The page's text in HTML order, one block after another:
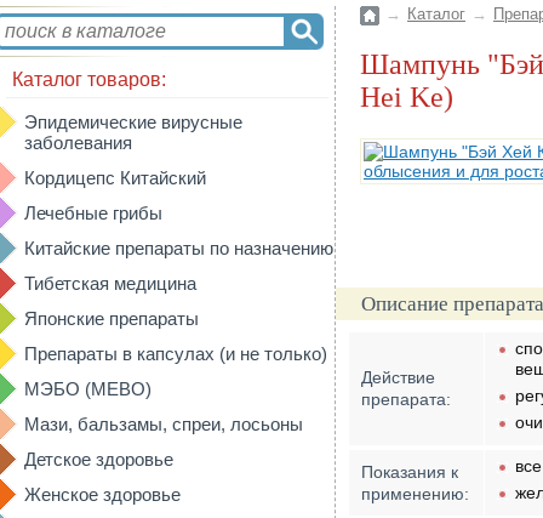
Каталог товаров:
Эпидемические вирусные
заболевания
Кордицепс Китайский
Лечебные грибы
Китайские препараты по назначению
Тибетская медицина
Японские препараты
Препараты в капсулах (и не только)
МЭБО (MEBO)
Мази, бальзамы, спреи, лосьоны
Детское здоровье
Женское здоровье
→ Каталог →
Шампунь "Бэй Хей Кэ" + жидкость-активатор от облысения и для роста волос (Bai
Hei Ke)
Описание
Действие
препарата:
Показания к
применению: